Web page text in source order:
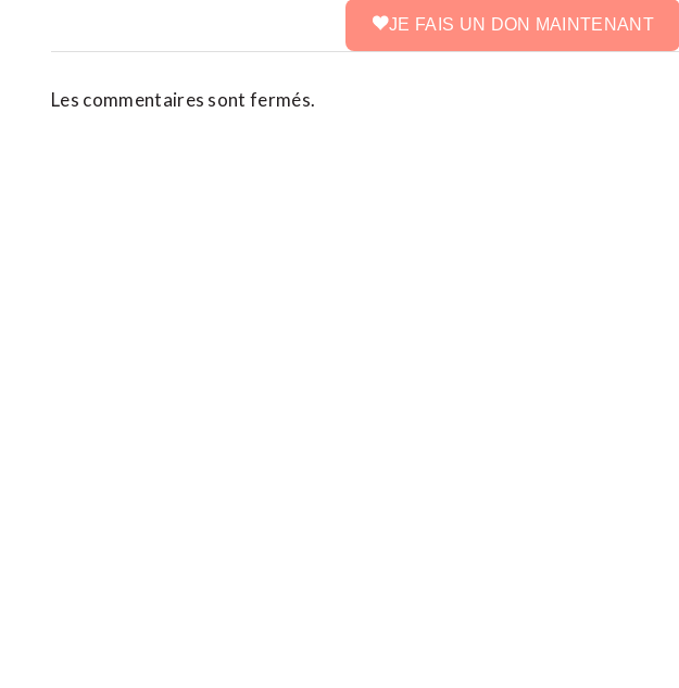
JE FAIS UN DON MAINTENANT
Les commentaires sont fermés.